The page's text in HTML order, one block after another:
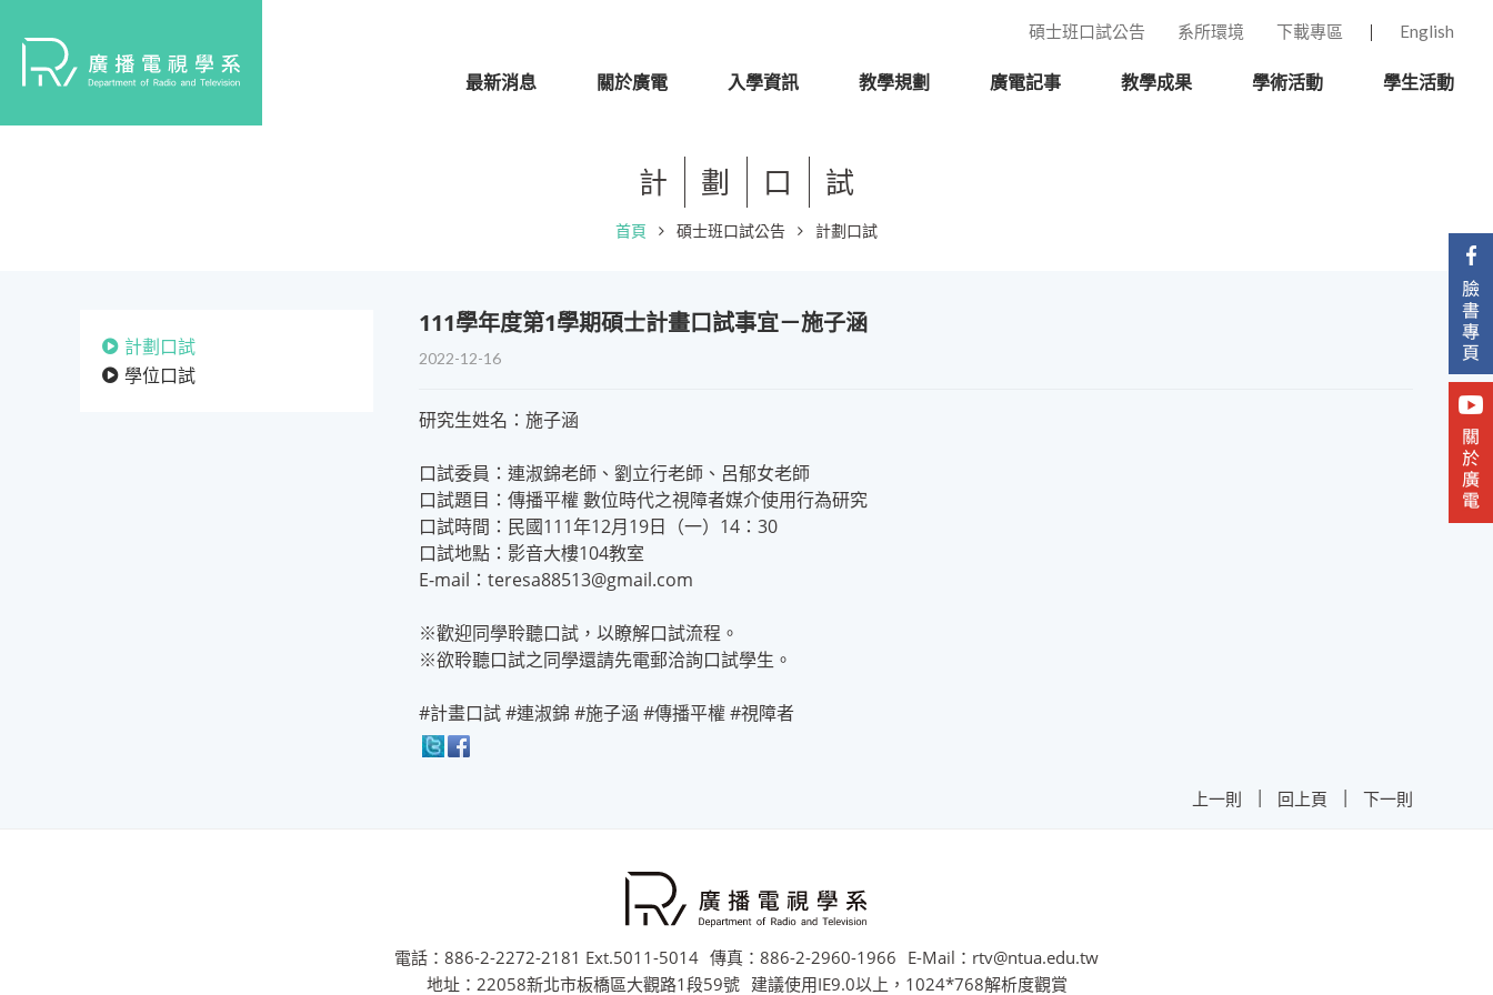
碩士班口試公告 系所環境 下載專區 English
最新消息 關於廣電 入學資訊 教學規劃 廣電記事 教學成果 學術活動 學生活動
計 劃 口 試
首頁 碩士班口試公告 計劃口試
計劃口試
學位口試
​111學年度第1學期碩士計畫口試事宜－施子涵
2022-12-16
研究生姓名：施子涵
口試委員：連淑錦老師、劉立行老師、呂郁女老師
口試題目：傳播平權 數位時代之視障者媒介使用行為研究
口試時間：民國111年12月19日（一）14：30
口試地點：影音大樓104教室
E-mail：teresa88513@gmail.com
※歡迎同學聆聽口試，以瞭解口試流程。
※欲聆聽口試之同學還請先電郵洽詢口試學生。
#計畫口試 #連淑錦 #施子涵 #傳播平權 #視障者
上一則 | 回上頁 | 下一則
電話：886-2-2272-2181 Ext.5011-5014 傳真：886-2-2960-1966 E-Mail：rtv@ntua.edu.tw
地址：22058新北市板橋區大觀路1段59號 建議使用IE9.0以上，1024*768解析度觀賞